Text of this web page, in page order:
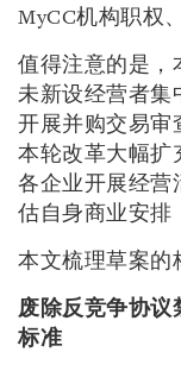
MyCC机构职权
值得注意的是，
未新设经营者集
开展并购交易审
本轮改革大幅扩
各企业开展经营
估自身商业安排
本文梳理草案的
废除反竞争协议
标准